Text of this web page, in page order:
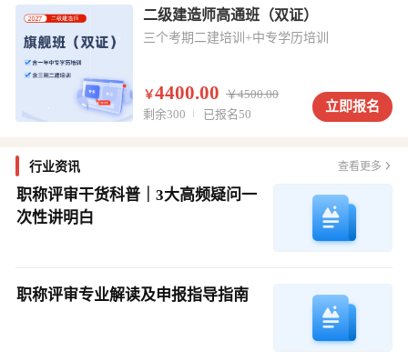
二级建造师高通班（双证）
三个考期二建培训+中专学历培训
￥4400.00 ￥4500.00
剩余300
已报名50
立即报名
行业资讯 查看更多
职称评审干货科普｜3大高频疑问一
次性讲明白
职称评审专业解读及申报指导指南